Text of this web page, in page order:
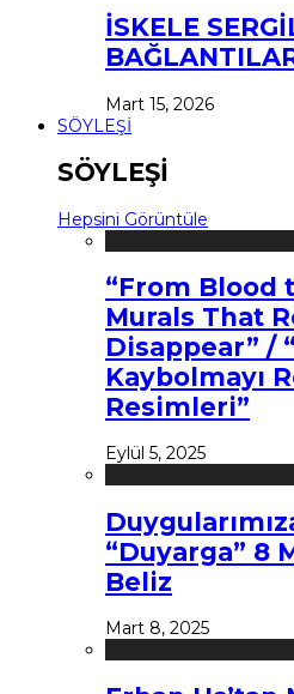
İSKELE
Mart 15, 2026
SÖYLEŞİ
SÖYLEŞİ
Hepsini Görüntüle
“From Blood
Murals That
Disappear” /
Kaybolmayı
Resimleri”
Eylül 5, 2025
“Duyarga” 8
Beliz
Mart 8, 2025